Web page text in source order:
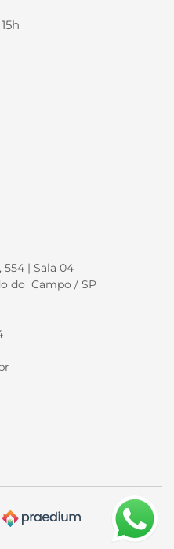
554 | Sala 04
do Campo / SP